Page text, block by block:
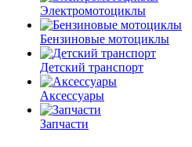
Электромотоциклы
Бензиновые мотоциклы
Детский транспорт
Аксессуары
Запчасти